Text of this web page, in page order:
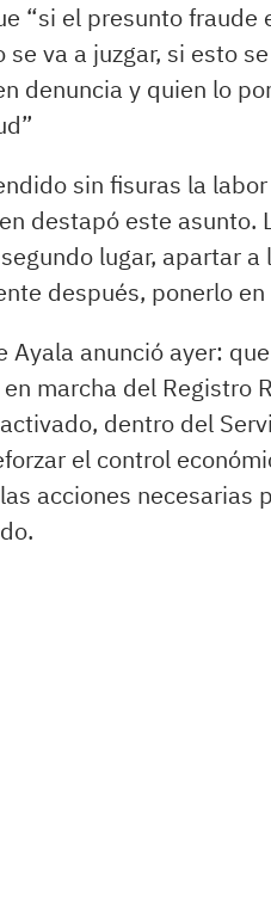
“si el presunto fraude
va a juzgar, si esto
denuncia y quien lo
sin fisuras la
destapó este asunto.
lugar, apartar
después, ponerlo
Ayala anunció ayer:
marcha del Registro
dentro del
el control
acciones necesarias